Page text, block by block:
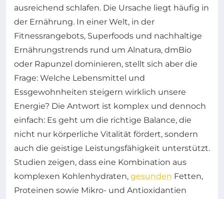
ausreichend schlafen. Die Ursache liegt häufig in
der Ernährung. In einer Welt, in der
Fitnessrangebots, Superfoods und nachhaltige
Ernährungstrends rund um Alnatura, dmBio
oder Rapunzel dominieren, stellt sich aber die
Frage: Welche Lebensmittel und
Essgewohnheiten steigern wirklich unsere
Energie? Die Antwort ist komplex und dennoch
einfach: Es geht um die richtige Balance, die
nicht nur körperliche Vitalität fördert, sondern
auch die geistige Leistungsfähigkeit unterstützt.
Studien zeigen, dass eine Kombination aus
komplexen Kohlenhydraten, gesunden Fetten,
Proteinen sowie Mikro- und Antioxidantien